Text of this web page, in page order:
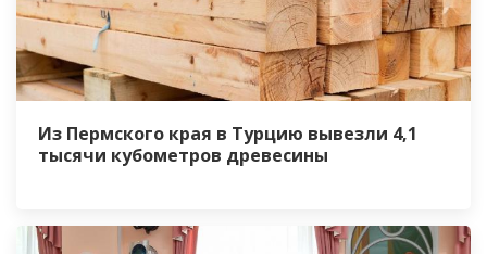
Из Пермского края в Турцию вывезли 4,1
тысячи кубометров древесины